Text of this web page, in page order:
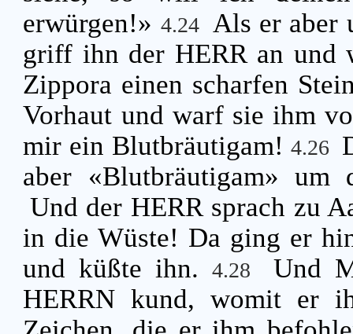
erwürgen!» 4.24 Als er aber
griff ihn der HERR an
Zippora einen scharfen
Vorhaut und warf sie ihm
mir ein Blutbräutigam!4.26
aber «Blutbräutigam»
Und der HERR sprach zu
in die Wüste! Da ging er
und küßte ihn.
4.28
Und
HERRN kund, womit er